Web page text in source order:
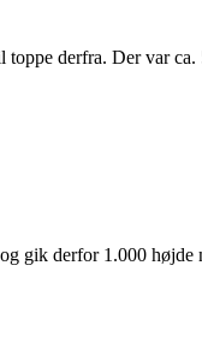
derfra. Der var
gik derfor 1.000 højde